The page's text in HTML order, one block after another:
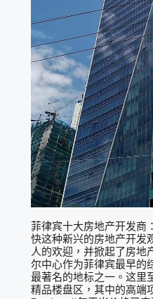
菲律宾十大房地产开发商
快这种新兴的房地产开发
人的欢迎，并掀起了房地
尔中心作为菲律宾最早的
最著名的地标之一。这里
精品楼盘区，其中的高端